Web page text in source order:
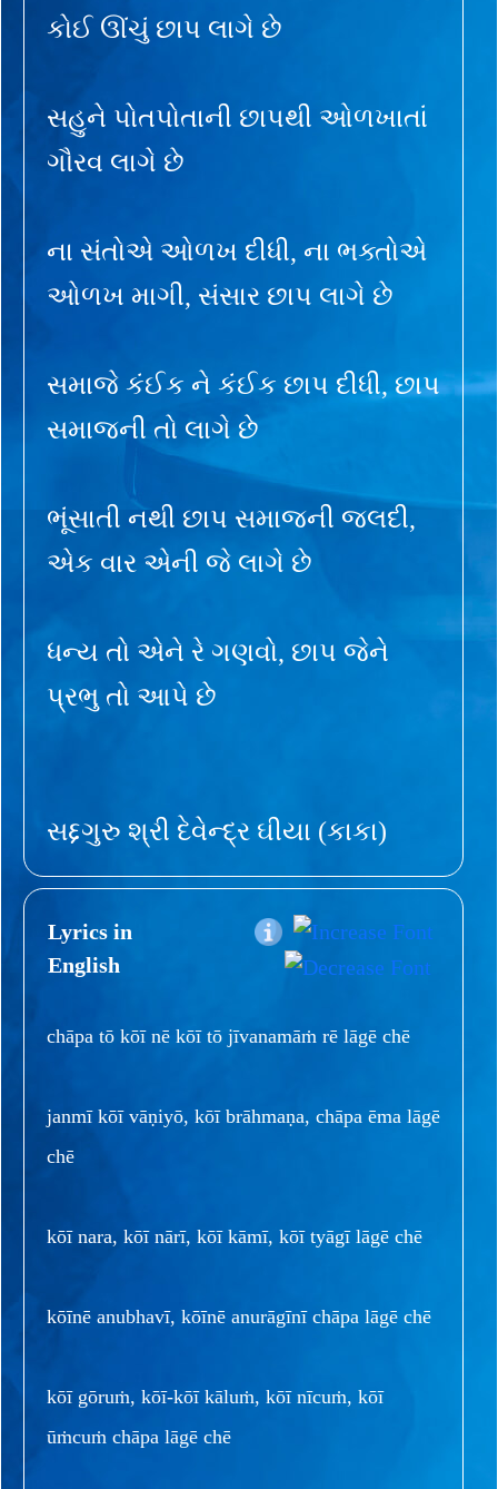
કોઈ ઊંચું છાપ લાગે છે
સહુને પોતપોતાની છાપથી ઓળખાતાં
ગૌરવ લાગે છે
ના સંતોએ ઓળખ દીધી, ના ભક્તોએ
ઓળખ માગી, સંસાર છાપ લાગે છે
સમાજે કંઈક ને કંઈક છાપ દીધી, છાપ
સમાજની તો લાગે છે
ભૂંસાતી નથી છાપ સમાજની જલદી,
એક વાર એની જે લાગે છે
ધન્ય તો એને રે ગણવો, છાપ જેને
પ્રભુ તો આપે છે
સદ્દગુરુ શ્રી દેવેન્દ્ર ઘીયા (કાકા)
Lyrics in
English
chāpa tō kōī nē kōī tō jīvanamāṁ rē lāgē chē
janmī kōī vāṇiyō, kōī brāhmaṇa, chāpa ēma lāgē
chē
kōī nara, kōī nārī, kōī kāmī, kōī tyāgī lāgē chē
kōīnē anubhavī, kōīnē anurāgīnī chāpa lāgē chē
kōī gōruṁ, kōī-kōī kāluṁ, kōī nīcuṁ, kōī
ūṁcuṁ chāpa lāgē chē